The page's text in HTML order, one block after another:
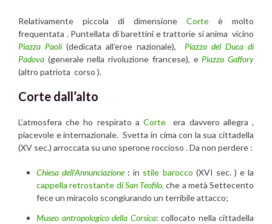
Relativamente piccola di dimensione Corte è molto
frequentata . Puntellata di barettini e trattorie si anima vicino
Piazza Paoli (dedicata all’eroe nazionale), Piazza del Duca di
Padova (generale nella rivoluzione francese), e Piazza Gaffory
(altro patriota corso ).
Corte dall’alto
L’atmosfera che ho respirato a Corte era davvero allegra ,
piacevole e internazionale. Svetta in cima con la sua cittadella
(XV sec.) arroccata su uno sperone roccioso . Da non perdere :
Chiesa dell’Annunciazione: in stile barocco (XVI sec. ) e la
cappella retrostante diSan Teofilo, che a metà Settecento
fece un miracolo scongiurando un terribile attacco;
Museo antropologico della Corsica: collocato nella cittadella